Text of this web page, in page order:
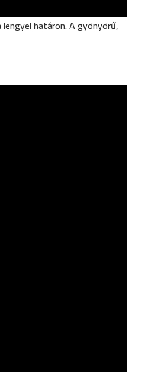
határon. A gyönyörű,